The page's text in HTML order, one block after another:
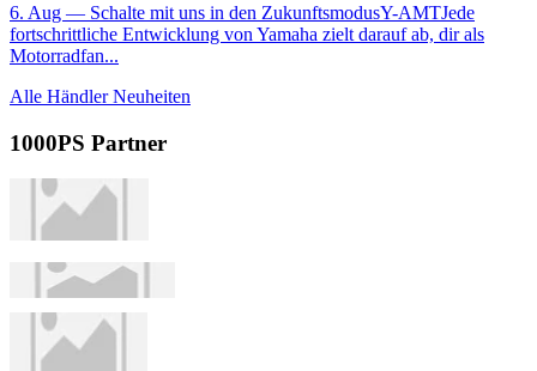
6. Aug — Schalte mit uns in den ZukunftsmodusY-AMTJede
fortschrittliche Entwicklung von Yamaha zielt darauf ab, dir als
Motorradfan...
Alle Händler Neuheiten
1000PS Partner